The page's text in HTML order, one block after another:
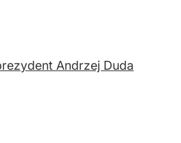
Andrzej Duda